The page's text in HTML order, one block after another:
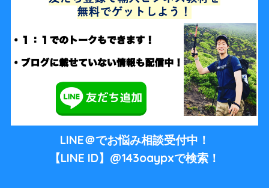
LINE＠でお悩み相談受付中！
【LINE ID】@143oaypxで検索！